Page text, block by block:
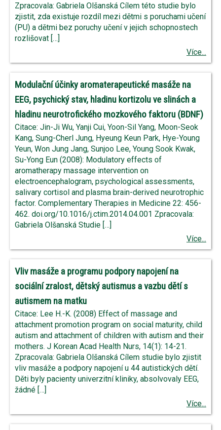
Zpracovala: Gabriela Olšanská Cílem této studie bylo
zjistit, zda existuje rozdíl mezi dětmi s poruchami učení
(PU) a dětmi bez poruchy učení v jejich schopnostech
rozlišovat […]
Více...
Modulační účinky aromaterapeutické masáže na
EEG, psychický stav, hladinu kortizolu ve slinách a
hladinu neurotrofického mozkového faktoru (BDNF)
Citace: Jin-Ji Wu, Yanji Cui, Yoon-Sil Yang, Moon-Seok
Kang, Sung-Cherl Jung, Hyeung Keun Park, Hye-Young
Yeun, Won Jung Jang, Sunjoo Lee, Young Sook Kwak,
Su-Yong Eun (2008): Modulatory effects of
aromatherapy massage intervention on
electroencephalogram, psychological assessments,
salivary cortisol and plasma brain-derived neurotrophic
factor. Complementary Therapies in Medicine 22: 456-
462. doi.org/10.1016/j.ctim.2014.04.001 Zpracovala:
Gabriela Olšanská Studie […]
Více...
Vliv masáže a programu podpory napojení na
sociální zralost, dětský autismus a vazbu dětí s
autismem na matku
Citace: Lee H.-K. (2008) Effect of massage and
attachment promotion program on social maturity, child
autism and attachment of children with autism and their
mothers. J Korean Acad Health Nurs, 14(1): 14-21.
Zpracovala: Gabriela Olšanská Cílem studie bylo zjistit
vliv masáže a podpory napojení u 44 autistických dětí.
Děti byly pacienty univerzitní kliniky, absolvovaly EEG,
žádné […]
Více...